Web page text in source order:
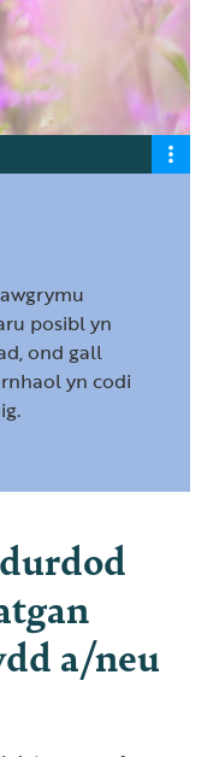
posibl yn
ond gall
yn codi
a/neu